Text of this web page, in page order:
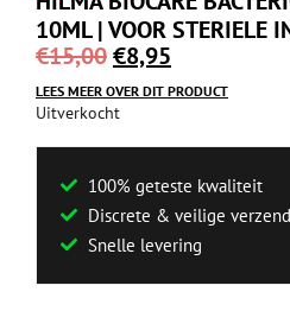
10ML | VOOR STERIELE
€15,00€8,95
LEES MEER OVER DIT PRODUCT
Uitverkocht
100% geteste kwaliteit
Discrete & veilige
Snelle levering